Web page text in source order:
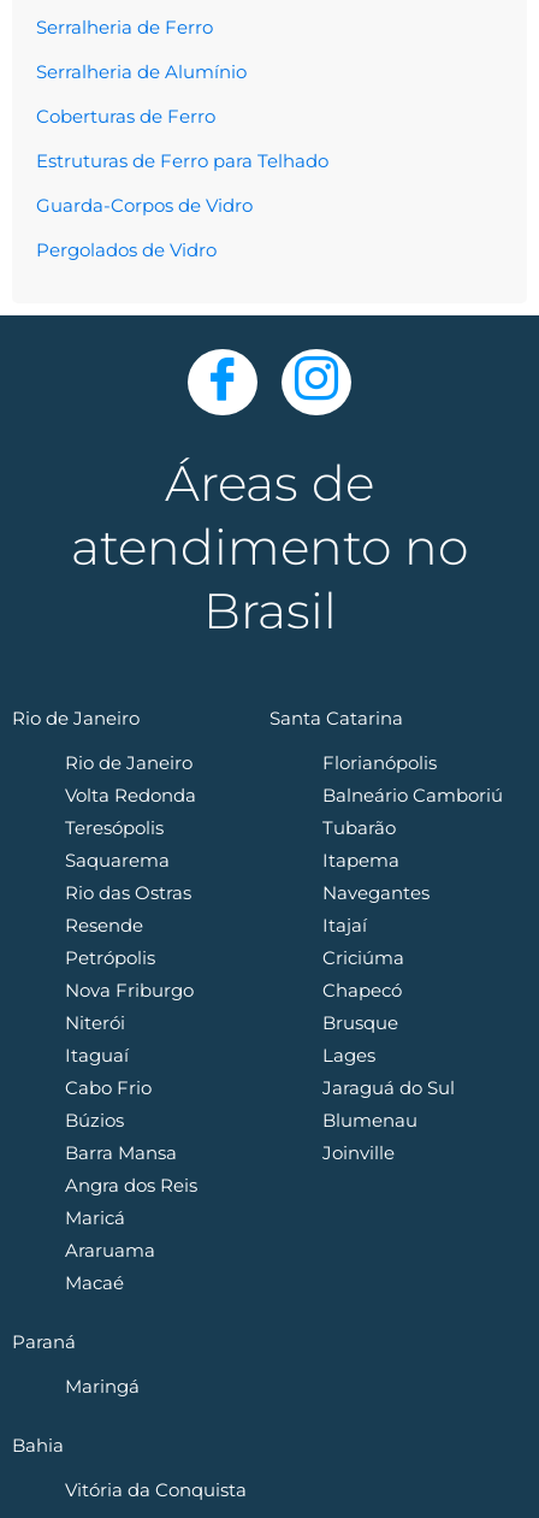
Serralheria de Ferro
Serralheria de Alumínio
Coberturas de Ferro
Estruturas de Ferro para Telhado
Guarda-Corpos de Vidro
Pergolados de Vidro
Áreas de
atendimento no
Brasil
Rio de Janeiro
Rio de Janeiro
Volta Redonda
Teresópolis
Saquarema
Rio das Ostras
Resende
Petrópolis
Nova Friburgo
Niterói
Itaguaí
Cabo Frio
Búzios
Barra Mansa
Angra dos Reis
Maricá
Araruama
Macaé
Santa Catarina
Florianópolis
Balneário Camboriú
Tubarão
Itapema
Navegantes
Itajaí
Criciúma
Chapecó
Brusque
Lages
Jaraguá do Sul
Blumenau
Joinville
Paraná
Maringá
Bahia
Vitória da Conquista